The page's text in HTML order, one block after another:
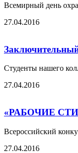
Всемирный день
27.04.2016
Студенты нашего
27.04.2016
«РАБОЧИЕ
Всероссийский
27.04.2016